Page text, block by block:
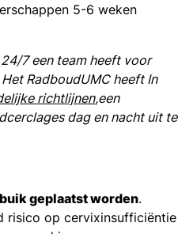
5-6 weken
7 een team heeft voor
RadboudUMC heeft In
richtlijnen,een
dag en nacht uit te
geplaatst worden.
risico op cervixinsufficiëntie